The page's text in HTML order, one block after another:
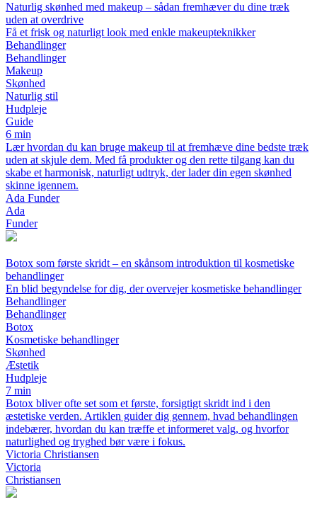
Naturlig skønhed med makeup – sådan fremhæver du dine træk
uden at overdrive
Få et frisk og naturligt look med enkle makeupteknikker
Behandlinger
Behandlinger
Makeup
Skønhed
Naturlig stil
Hudpleje
Guide
6 min
Lær hvordan du kan bruge makeup til at fremhæve dine bedste træk
uden at skjule dem. Med få produkter og den rette tilgang kan du
skabe et harmonisk, naturligt udtryk, der lader din egen skønhed
skinne igennem.
Ada Funder
Ada
Funder
Botox som første skridt – en skånsom introduktion til kosmetiske
behandlinger
En blid begyndelse for dig, der overvejer kosmetiske behandlinger
Behandlinger
Behandlinger
Botox
Kosmetiske behandlinger
Skønhed
Æstetik
Hudpleje
7 min
Botox bliver ofte set som et første, forsigtigt skridt ind i den
æstetiske verden. Artiklen guider dig gennem, hvad behandlingen
indebærer, hvordan du kan træffe et informeret valg, og hvorfor
naturlighed og tryghed bør være i fokus.
Victoria Christiansen
Victoria
Christiansen